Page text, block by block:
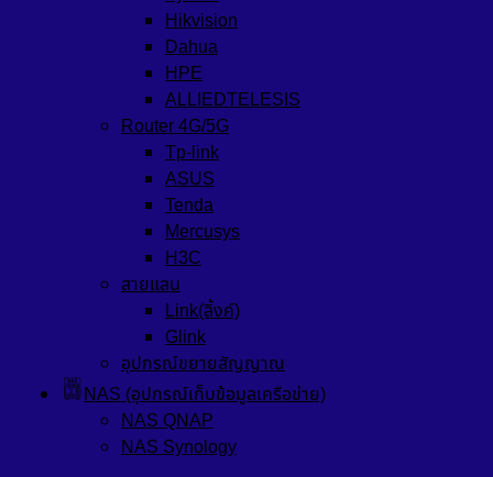
Hikvision
Dahua
HPE
ALLIEDTELESIS
Router 4G/5G
Tp-link
ASUS
Tenda
Mercusys
H3C
สายแลน
Link(ลิ้งค์)
Glink
อุปกรณ์ขยายสัญญาณ
NAS (อุปกรณ์เก็บข้อมูลเครือข่าย)
NAS QNAP
NAS Synology